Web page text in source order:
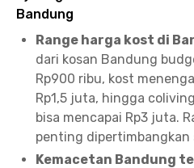
Bandung
Range harga kost di
dari kosan Bandung
Rp900 ribu, kost
Rp1,5 juta, hingga
bisa mencapai Rp3 juta.
penting dipertimbangkan
Kemacetan Bandung